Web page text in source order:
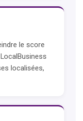
le score
localisées,